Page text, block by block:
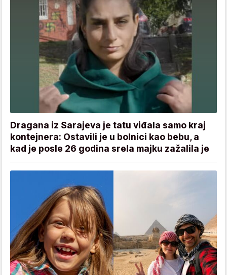
Dragana iz Sarajeva je tatu viđala samo kraj
kontejnera: Ostavili je u bolnici kao bebu, a
kad je posle 26 godina srela majku zažalila je